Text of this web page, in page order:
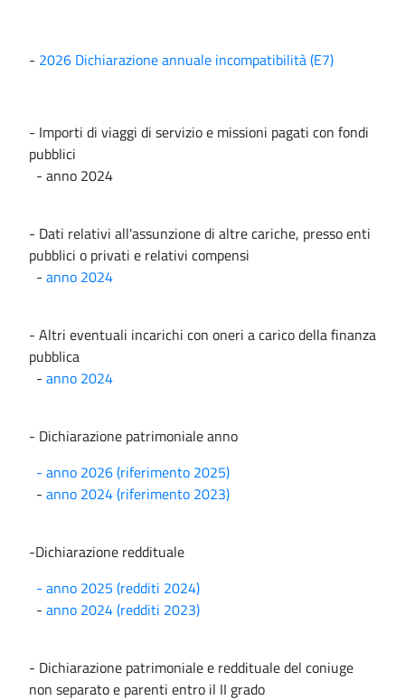
- 2026 Dichiarazione annuale incompatibilità (E7)
- Importi di viaggi di servizio e missioni pagati con fondi
pubblici
- anno 2024
- Dati relativi all'assunzione di altre cariche, presso enti
pubblici o privati e relativi compensi
- anno 2024
- Altri eventuali incarichi con oneri a carico della finanza
pubblica
- anno 2024
- Dichiarazione patrimoniale anno
- anno 2026 (riferimento 2025)
- anno 2024 (riferimento 2023)
-Dichiarazione reddituale
- anno 2025 (redditi 2024)
- anno 2024 (redditi 2023)
- Dichiarazione patrimoniale e reddituale del coniuge
non separato e parenti entro il II grado